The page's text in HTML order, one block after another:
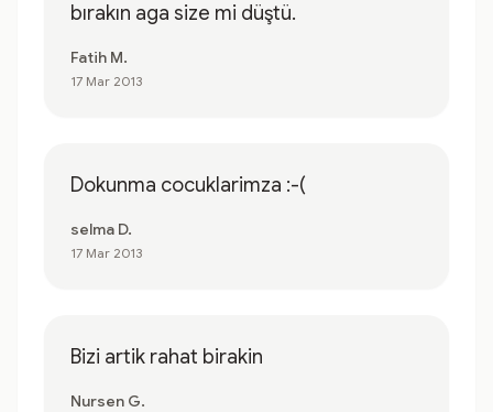
bırakın aga size mi düştü.
Fatih M.
17 Mar 2013
Dokunma cocuklarimza :-(
selma D.
17 Mar 2013
Bizi artik rahat birakin
Nursen G.